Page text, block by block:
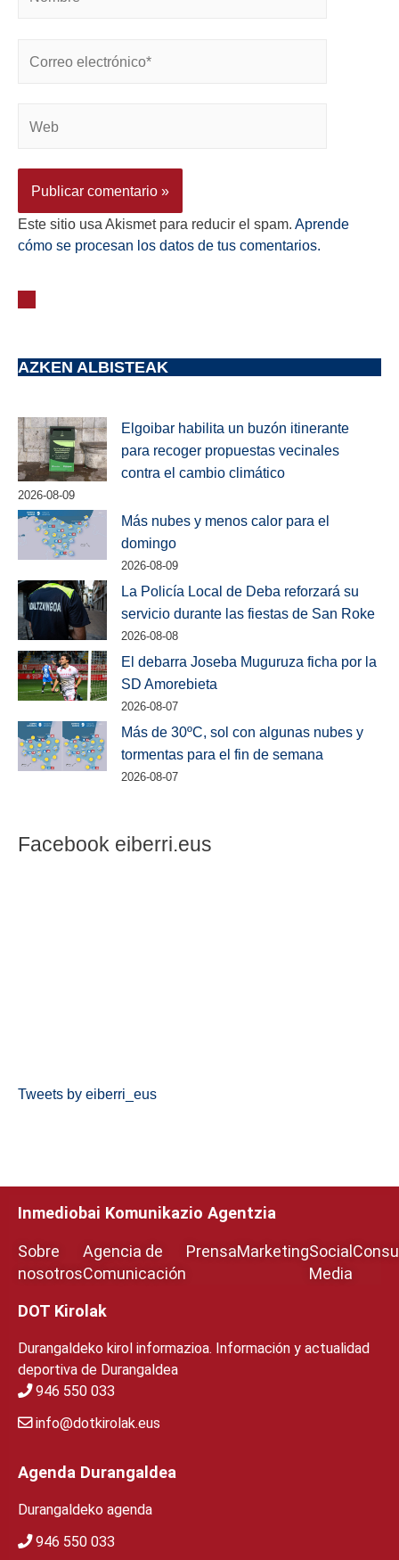
Este sitio usa Akismet para reducir el spam. Aprende
cómo se procesan los datos de tus comentarios.
AZKEN ALBISTEAK
Elgoibar habilita un buzón itinerante
para recoger propuestas vecinales
contra el cambio climático
2026-08-09
Más nubes y menos calor para el
domingo
2026-08-09
La Policía Local de Deba reforzará su
servicio durante las fiestas de San Roke
2026-08-08
El debarra Joseba Muguruza ficha por la
SD Amorebieta
2026-08-07
Más de 30ºC, sol con algunas nubes y
tormentas para el fin de semana
2026-08-07
Facebook eiberri.eus
Tweets by eiberri_eus
Inmediobai Komunikazio Agentzia
Sobre
nosotros
Agencia de
Comunicación
PrensaMarketingSocial
Media
DOT Kirolak
Durangaldeko kirol informazioa. Información y actualidad
deportiva de Durangaldea
946 550 033
info@dotkirolak.eus
Agenda Durangaldea
Durangaldeko agenda
946 550 033